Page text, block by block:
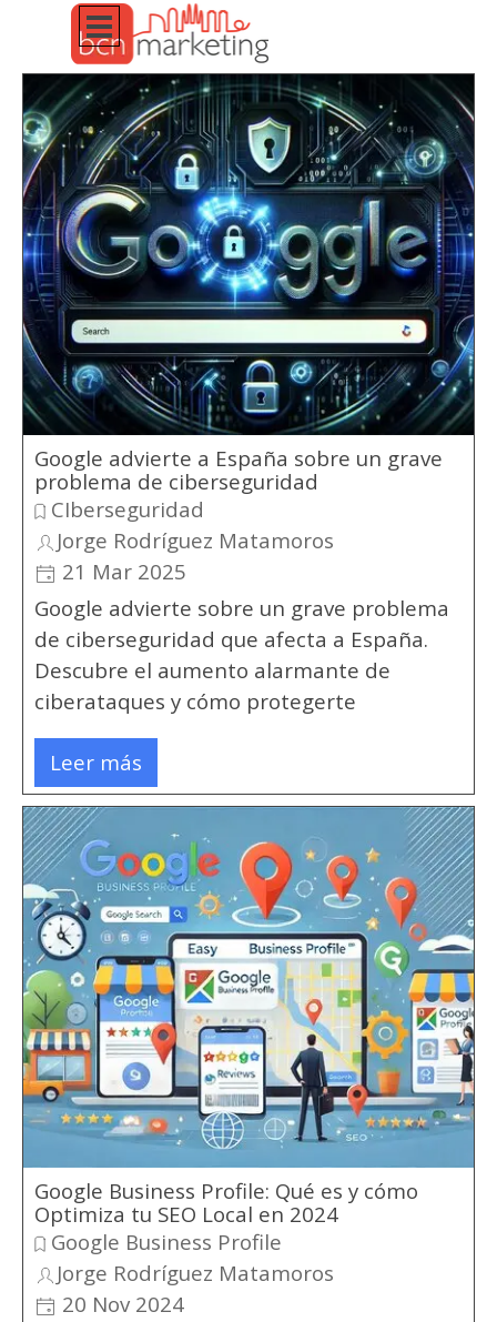
Vaya al ContenidoSaltar menú
Google advierte a España sobre un grave
problema de ciberseguridad
CIberseguridad
Jorge Rodríguez Matamoros
21 Mar 2025
Google advierte sobre un grave problema
de ciberseguridad que afecta a España.
Descubre el aumento alarmante de
ciberataques y cómo protegerte
Leer más
Google Business Profile: Qué es y cómo
Optimiza tu SEO Local en 2024
Google Business Profile
Jorge Rodríguez Matamoros
20 Nov 2024